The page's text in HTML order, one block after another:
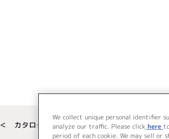
＜ カタログサイト トップページへ
We collect unique personal identifier
analyze our traffic. Please click here
period of each cookie. We may sell